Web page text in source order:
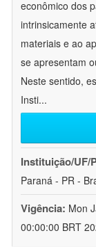
econômico dos
intrinsicamente
materiais e ao
se apresentam
Neste sentido,
Insti...
Instituição/UF/
Paraná - PR -
Vigência: Mon
00:00:00 BRT